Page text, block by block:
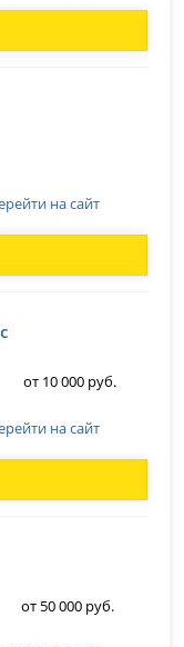
на сайт
от 10 000 руб.
на сайт
от 50 000 руб.